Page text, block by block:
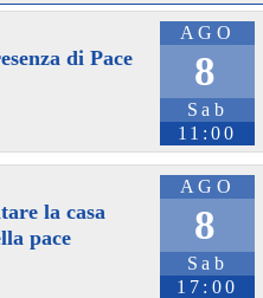
podcast/punt
ferroviedellostato
#stragediviareggio
DarioFontana
trofarello
#RFI
AGO
8
Sab
11:00
di Pace
AGO
8
Sab
17:00
la casa
pace